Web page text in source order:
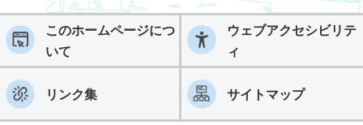
このホームページにつ
いて
ウェブアクセシビリテ
ィ
リンク集 サイトマップ